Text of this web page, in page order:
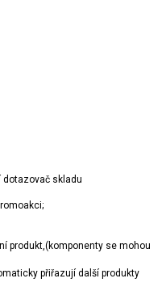
dotazovač skladu
produkt,(komponenty se mohou
přiřazují další produkty